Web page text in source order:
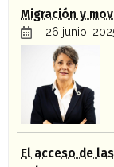
Migración y
26 junio,
El acceso de